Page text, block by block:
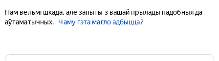
Нам вельмі шкада, але запыты з вашай прылады падобныя да
аўтаматычных.
Чаму гэта магло адбыцца?